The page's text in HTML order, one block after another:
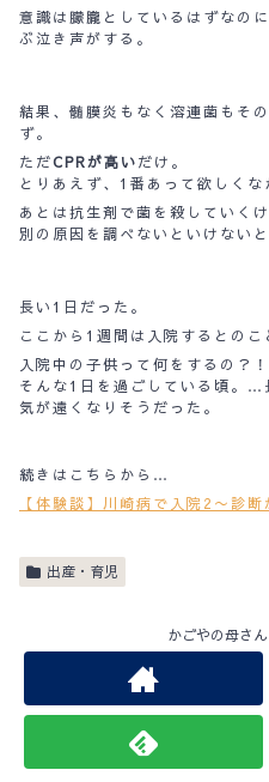
意識は朦朧としているはずなの
ぶ泣き声がする。
結果、髄膜炎もなく溶連菌もそ
ず。
ただCPRが高いだけ。
とりあえず、1番あって欲しくな
あとは抗生剤で菌を殺していく
別の原因を調べないといけないと
長い1日だった。
ここから1週間は入院するとのこ
入院中の子供って何をするの？
そんな1日を過ごしている頃。
気が遠くなりそうだった。
続きはこちらから…
【体験談】川崎病で入院2〜診断
出産・育児
かごやの母さ